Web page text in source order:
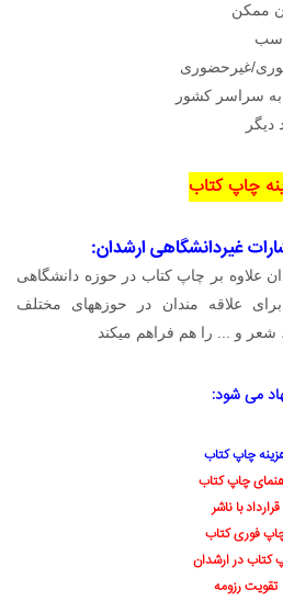
ممکن
غیرحضوری
سراسر کشور
چاپ کتاب
غیردانشگاهی ارشدان:
علاوه بر چاپ کتاب در حوزه دانشگاهی
علاقه مندان در حوزههای مختلف
شعر و ... را هم فراهم میکند
می شود:
چاپ کتاب
چاپ کتاب
قرارداد با ناشر
فوری کتاب
کتاب در ارشدان
تقویت رزومه